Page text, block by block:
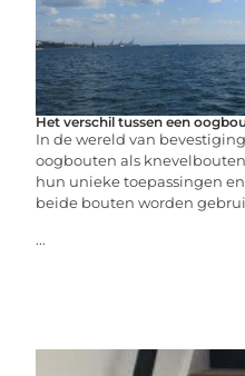
Het verschil tussen een
In de wereld van
oogbouten als
hun unieke toepassingen
beide bouten worden
...